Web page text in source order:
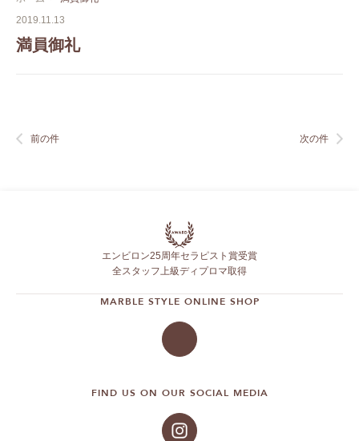
2019.11.13
満員御礼
前の件 次の件
エンビロン25周年セラピスト賞受賞
全スタッフ上級ディプロマ取得
MARBLE STYLE ONLINE SHOP
FIND US ON OUR SOCIAL MEDIA